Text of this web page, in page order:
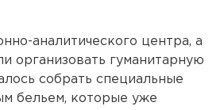
аналитического центра, а
организовать гуманитарную
собрать специальные
бельем, которые уже